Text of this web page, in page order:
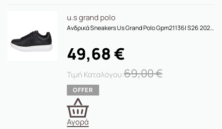
u.s grand polo
Ανδρικά Sneakers Us Grand Polo Gpm21136l S26 2020 Black
69,00€
49,68 €
Αγορά